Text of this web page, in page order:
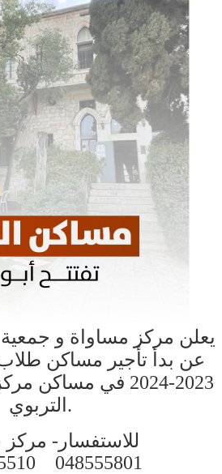
يعلن مركز مساواة و جمعية
عن بدأ تأجير مساكن
2023-2024 في
التربوي.
للاستفسار- مركز
048555801